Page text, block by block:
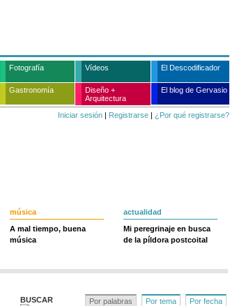
Fotografía Vídeos El Descodificador
Gastronomía
Diseño +
Arquitectura
El blog de Gervasio
Iniciar sesión | Registrarse | ¿Por qué registrarse?
música
A mal tiempo, buena
música
actualidad
Mi peregrinaje en busca
de la píldora postcoital
BUSCAR Por palabras Por tema Por fecha